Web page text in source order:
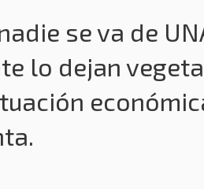
se va de
lo dejan